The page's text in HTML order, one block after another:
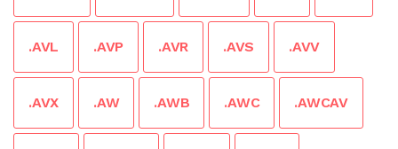
.AVL .AVP .AVR .AVS .AVV
.AVX .AW .AWB .AWC .AWCAV